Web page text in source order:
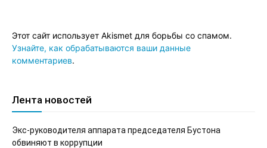
Этот сайт использует Akismet для борьбы со спамом.
Узнайте, как обрабатываются ваши данные
комментариев.
Лента новостей
Экс-руководителя аппарата председателя Бустона
обвиняют в коррупции